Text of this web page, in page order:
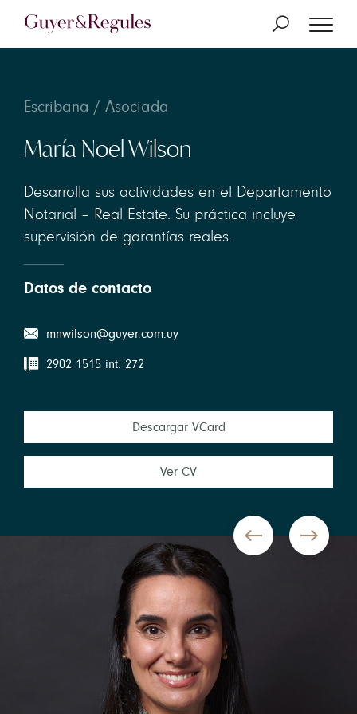
Escribana / Asociada
María Noel Wilson
Desarrolla sus actividades en el Departamento
Notarial – Real Estate. Su práctica incluye
supervisión de garantías reales.
Datos de contacto
mnwilson@guyer.com.uy
2902 1515 int. 272
Descargar VCard
Ver CV